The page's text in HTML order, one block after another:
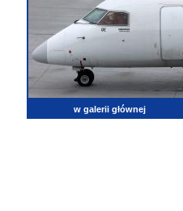
w galerii głównej